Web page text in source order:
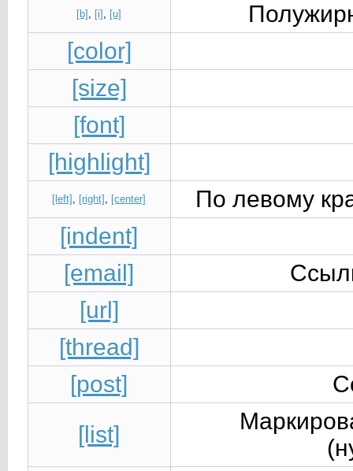
[b] , [i] , [u]
[color]
[size]
[font]
[highlight]
[left] , [right] , [center]
По левому
[indent]
[email]
[url]
[thread]
[post]
[list]